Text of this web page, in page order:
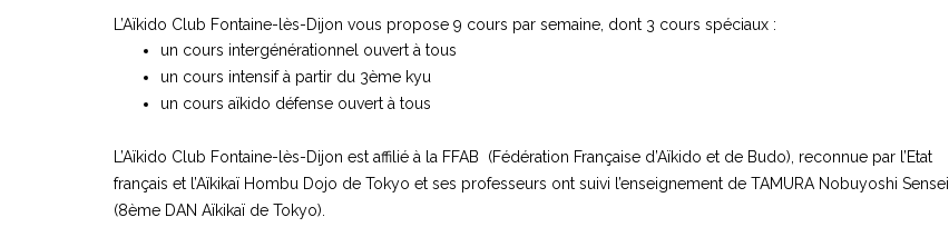
L’Aïkido Club Fontaine-lès-Dijon vous propose 9 cours par semaine, dont 3 cours spéciaux :
un cours intergénérationnel ouvert à tous
un cours intensif à partir du 3ème kyu
un cours aïkido défense ouvert à tous
L’Aïkido Club Fontaine-lès-Dijon est affilié à la FFAB (Fédération Française d’Aïkido et de Budo), reconnue par l’Etat
français et l’Aïkikaï Hombu Dojo de Tokyo et ses professeurs ont suivi l’enseignement de TAMURA Nobuyoshi Sensei
(8ème DAN Aïkikaï de Tokyo).